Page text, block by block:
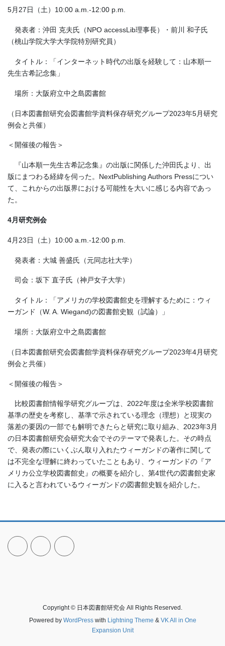
5月27日（土）10:00 a.m.-12:00 p.m.
発表者：沖田 克夫氏（NPO accessLib理事長）・前川 和子氏
（桃山学院大学大学院特別研究員）
タイトル：「インターネット時代の出版を経験して： 山本順一
先生古希記念集」
場所：大阪府立中之島図書館
（日本図書館研究会図書館学資料保存研究グループ2023年5月研究
例会と共催）
＜開催後の報告＞
『山本順一先生古希記念集』の出版に関係した沖田氏より、出
版にまつわる経緯を伺った。NextPublishing Authors Pressについ
て、これからの出版界における可能性を大いに感じる内容であっ
た。
4月研究例会
4月23日（土）10:00 a.m.-12:00 p.m.
発表者：大城 善盛氏（元同志社大学）
司会：坂下 直子氏（神戸女子大学）
タイトル：「アメリカの学校図書館史を理解するために：ウィ
ーガンド（W. A. Wiegand)の図書館史観（試論）」
場所：大阪府立中之島図書館
（日本図書館研究会図書館学資料保存研究グループ2023年4月研究
例会と共催）
＜開催後の報告＞
比較図書館情報学研究グループは、2022年度は全米学校図書館
基準の歴史を考察し、基準で示されている理念（理想）と現実の
落差の要因の一部でも解明できたらと研究に取り組み、2023年3月
の日本図書館研究会研究大会でそのテーマで発表した。その時点
で、発表の際にいくぶん取り入れたウィーガンドの著作に関して
は不完全な理解に終わっていたこともあり、ウィーガンドの『ア
メリカ公立学校図書館史』の概要を紹介し、第4世代の図書館史家
に入ると言われているウィーガンドの図書館史観を紹介した。
Copyright © 日本図書館研究会 All Rights Reserved.
Powered by WordPresswith Lightning Theme & VK All in One
Expansion Unit